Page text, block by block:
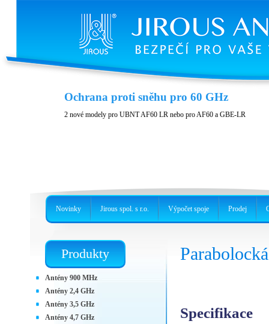
Variabilita a příslušenství
Nerezové provedení, precizní držák nebo kovový box
Ochrana proti sněhu pro 60 GHz
2 nové modely pro UBNT AF60 LR nebo pro AF60 a GBE-LR
Specifikace
Produkty
Antény 900 MHz
Antény 2,4 GHz
Antény 3,5 GHz
Antény 4,7 GHz
Novinky Jirous spol. s r.o. Výpočet spoje Prodej